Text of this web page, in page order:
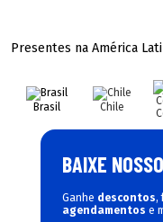
Presentes na América
Brasil Chile
BAIXE
Ganhe descontos,
agendamentos e